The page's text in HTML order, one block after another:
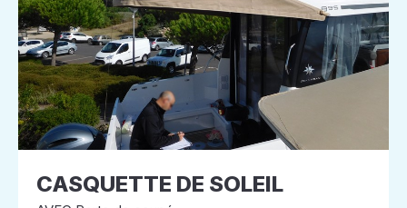
CASQUETTE DE SOLEIL